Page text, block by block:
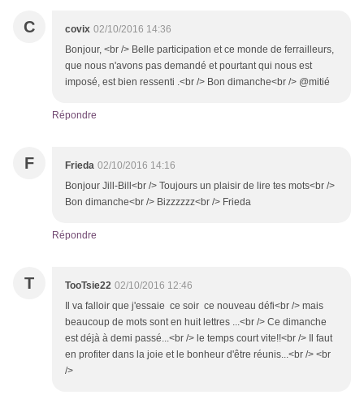
C covix 02/10/2016 14:36
Bonjour, <br /> Belle participation et ce monde de ferrailleurs,
que nous n'avons pas demandé et pourtant qui nous est
imposé, est bien ressenti .<br /> Bon dimanche<br /> @mitié
Répondre
F Frieda 02/10/2016 14:16
Bonjour Jill-Bill<br /> Toujours un plaisir de lire tes mots<br />
Bon dimanche<br /> Bizzzzzz<br /> Frieda
Répondre
T TooTsie22 02/10/2016 12:46
Il va falloir que j'essaie ce soir ce nouveau défi<br /> mais
beaucoup de mots sont en huit lettres ...<br /> Ce dimanche
est déjà à demi passé...<br /> le temps court vite!!<br /> Il faut
en profiter dans la joie et le bonheur d'être réunis...<br /> <br
/>